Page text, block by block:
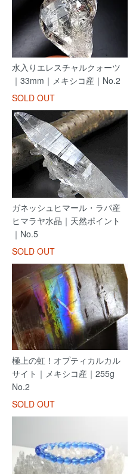
水入りエレスチャルクォーツ
｜33mm｜メキシコ産｜No.2
SOLD OUT
ガネッシュヒマール・ラパ産
ヒマラヤ水晶｜天然ポイント
｜No.5
SOLD OUT
極上の虹！オプティカルカル
サイト｜メキシコ産｜255g
No.2
SOLD OUT